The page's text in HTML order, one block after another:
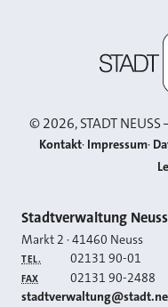
©2026, STADT
Kontakt Impressum
Kontakt
Stadtverwaltung Neuss
Markt 2 ·41460 Neuss
TEL. 02131 90-01
FAX 02131 90-2488
E-MAIL